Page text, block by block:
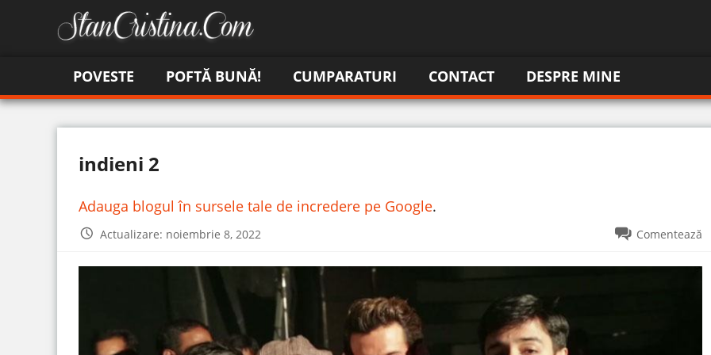
POVESTE POFTĂ BUNĂ! CUMPARATURI CONTACT DESPRE MINE
indieni 2
Adauga blogul în sursele tale de incredere pe Google.
Actualizare: noiembrie 8, 2022 Comentează